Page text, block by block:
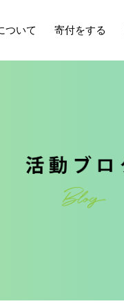
ついて 寄付をする